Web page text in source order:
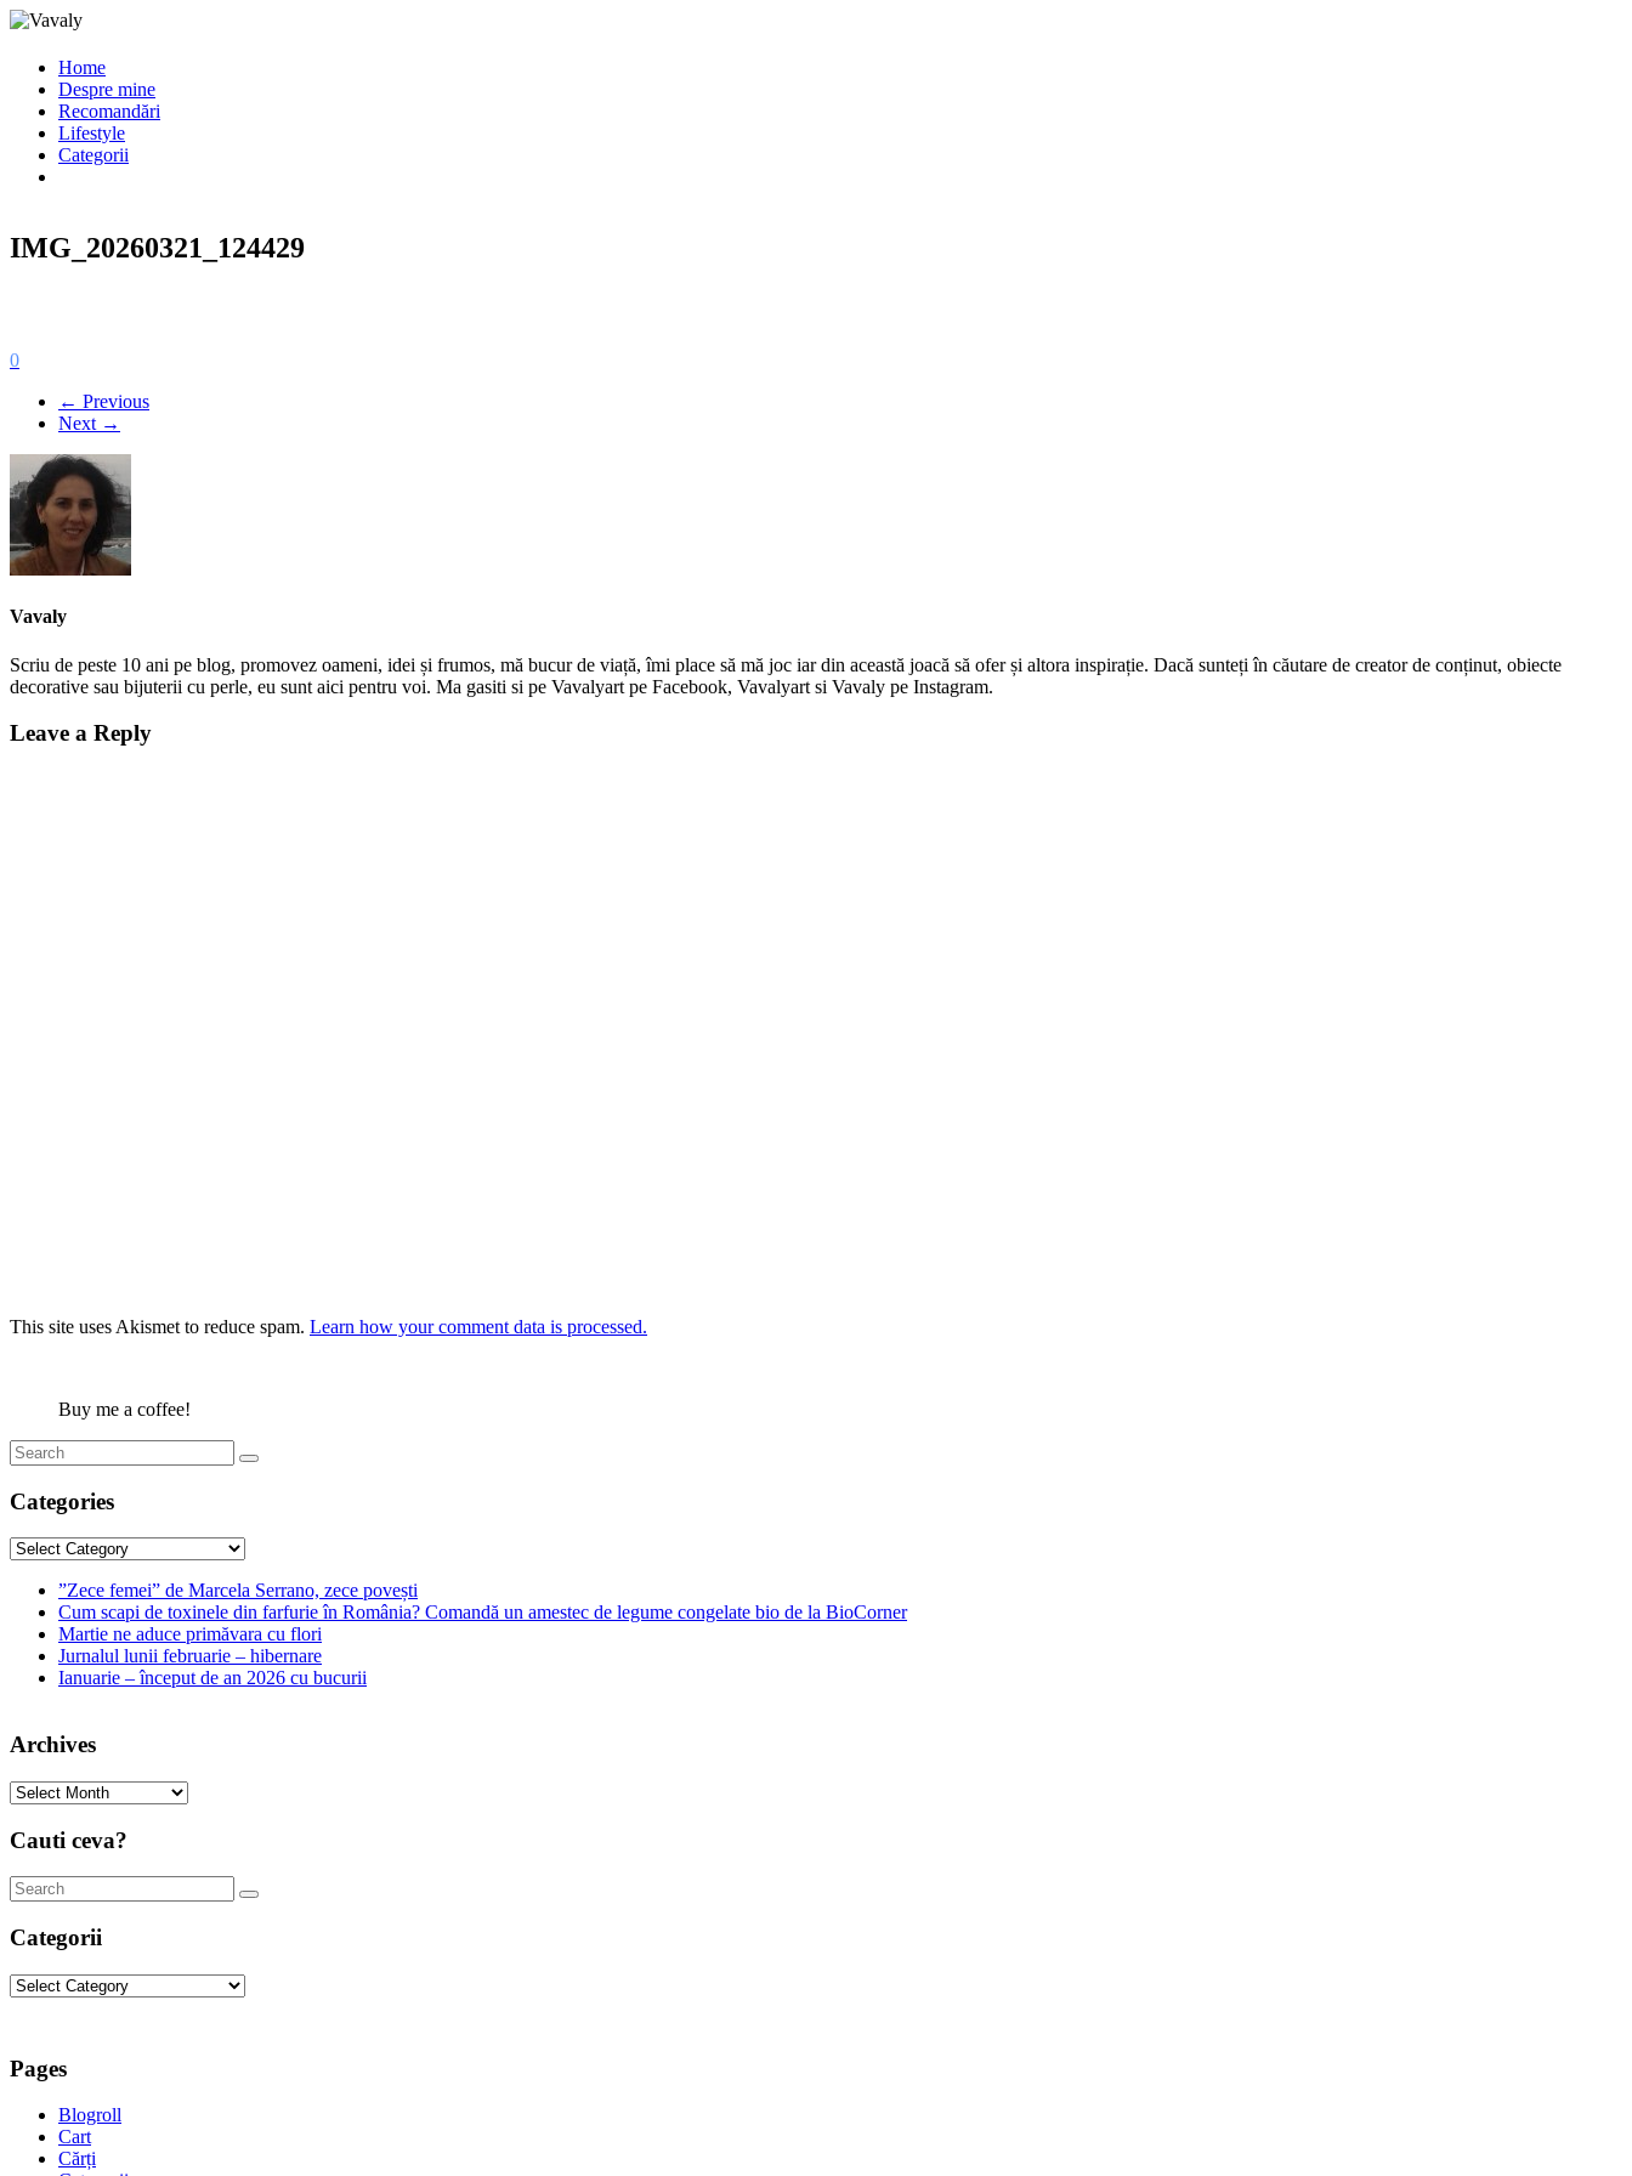
Home
Despre mine
Recomandări
Lifestyle
Categorii
IMG_20260321_124429
0
← Previous
Next →
Vavaly
Scriu de peste 10 ani pe blog, promovez oameni, idei și frumos, mă bucur de viață, îmi place să mă joc iar din această joacă să ofer și altora inspirație. Dacă sunteți în căutare de creator de conținut, obiecte
decorative sau bijuterii cu perle, eu sunt aici pentru voi. Ma gasiti si pe Vavalyart pe Facebook, Vavalyart si Vavaly pe Instagram.
Leave a Reply
This site uses Akismet to reduce spam. Learn how your comment data is processed.
Buy me a coffee!
Categories
Categories
”Zece femei” de Marcela Serrano, zece povești
Cum scapi de toxinele din farfurie în România? Comandă un amestec de legume congelate bio de la BioCorner
Martie ne aduce primăvara cu flori
Jurnalul lunii februarie – hibernare
Ianuarie – început de an 2026 cu bucurii
Archives
Archives
Cauti ceva?
Categorii
Categorii
Pages
Blogroll
Cart
Cărți